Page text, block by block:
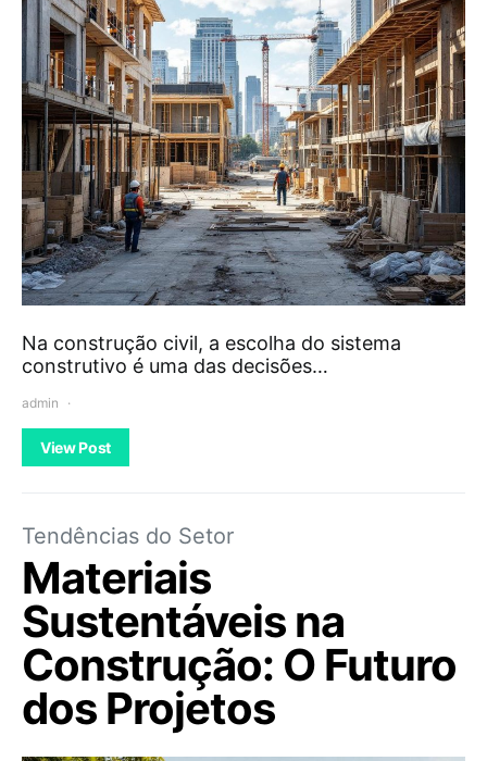
Na construção civil, a escolha do sistema
construtivo é uma das decisões…
admin
View Post
Tendências do Setor
Materiais
Sustentáveis na
Construção: O Futuro
dos Projetos